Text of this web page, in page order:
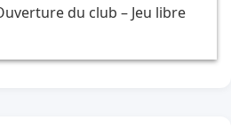
du club – Jeu libre